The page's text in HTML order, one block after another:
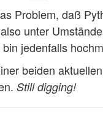
Problem, daß
unter
jedenfalls
beiden
Still digging!